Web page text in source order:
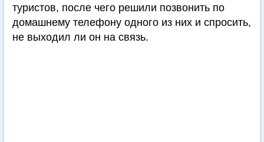
туристов, после чего решили позвонить по
домашнему телефону одного из них и спросить,
не выходил ли он на связь.